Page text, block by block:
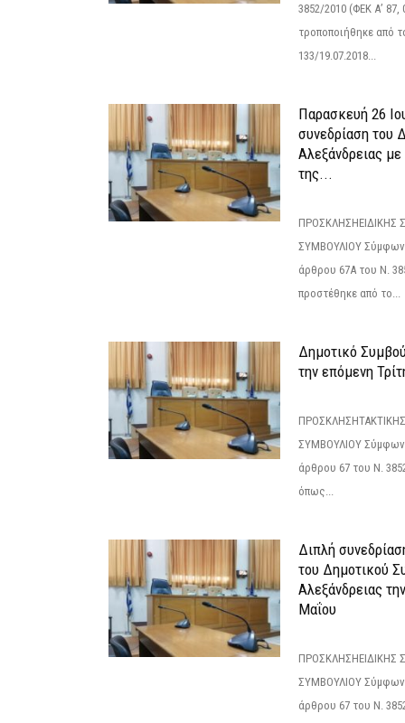
3852/2010 (ΦΕΚ Α’ 87,
τροποποιήθηκε από
133/19.07.2018...
Παρασκευή 26
συνεδρίαση του
Αλεξάνδρειας
της...
ΠΡΟΣΚΛΗΣΗΕΙΔΙΚΗΣ
ΣΥΜΒΟΥΛΙΟΥ
άρθρου 67Α του Ν.
προστέθηκε από το...
Δημοτικό
την επόμενη
ΣΥΜΒΟΥΛΙΟΥ
άρθρου 67 του Ν.
όπως...
Διπλή
του Δημοτικού
Αλεξάνδρειας
Μαΐου
ΠΡΟΣΚΛΗΣΗΕΙΔΙΚΗΣ
ΣΥΜΒΟΥΛΙΟΥ
άρθρου 67 του Ν.